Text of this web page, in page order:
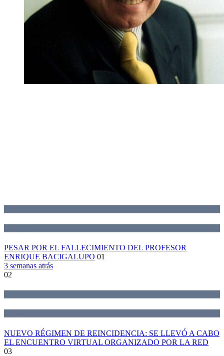
PESAR POR EL FALLECIMIENTO DEL PROFESOR
ENRIQUE BACIGALUPO 01
3 semanas atrás
02
NUEVO RÉGIMEN DE REINCIDENCIA: SE LLEVÓ A CABO
EL ENCUENTRO VIRTUAL ORGANIZADO POR LA RED
03